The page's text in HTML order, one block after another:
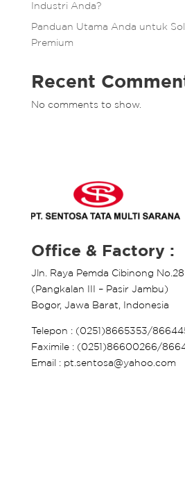
Industri Anda?
Panduan Utama Anda untuk
Premium
Recent
No comments to show.
Office & Factory :
Jln. Raya Pemda Cibinong No.28
(Pangkalan III – Pasir Jambu)
Bogor, Jawa Barat, Indonesia
Telepon : (0251)8665353/
Faximile : (0251)86600266/
Email : pt.sentosa@yahoo.com